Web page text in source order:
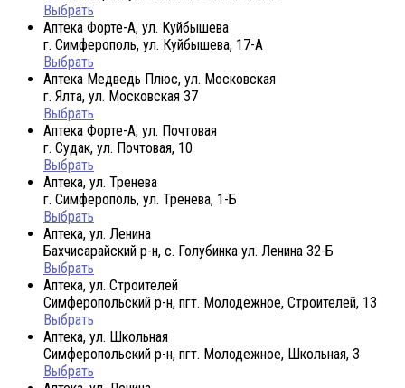
Выбрать
Аптека Форте-А, ул. Куйбышева
г. Симферополь, ул. Куйбышева, 17-А
Выбрать
Аптека Медведь Плюс, ул. Московская
г. Ялта, ул. Московская 37
Выбрать
Аптека Форте-А, ул. Почтовая
г. Судак, ул. Почтовая, 10
Выбрать
Аптека, ул. Тренева
г. Симферополь, ул. Тренева, 1-Б
Выбрать
Аптека, ул. Ленина
Бахчисарайский р-н, с. Голубинка ул. Ленина 32-Б
Выбрать
Аптека, ул. Строителей
Симферопольский р-н, пгт. Молодежное, Строителей, 13
Выбрать
Аптека, ул. Школьная
Симферопольский р-н, пгт. Молодежное, Школьная, 3
Выбрать